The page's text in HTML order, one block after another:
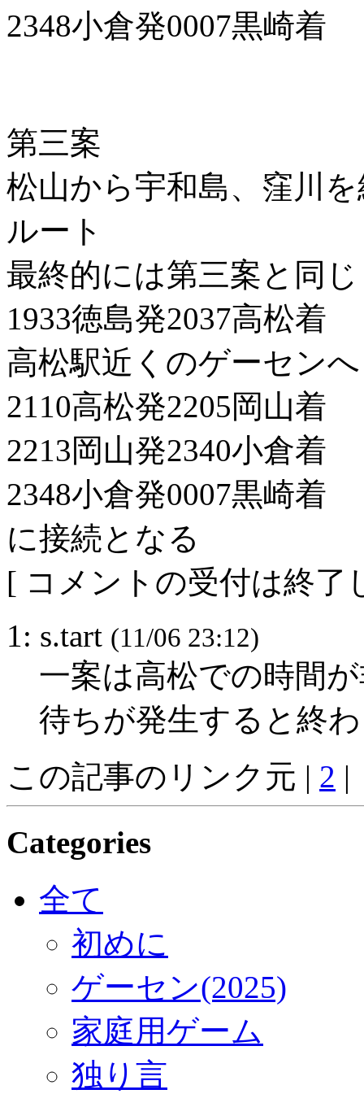
2348小倉発0007黒崎着
第三案
松山から宇和島、窪川
ルート
最終的には第三案と同じ
1933徳島発2037高松着
高松駅近くのゲーセンへ
2110高松発2205岡山着
2213岡山発2340小倉着
2348小倉発0007黒崎着
に接続となる
[ コメントの受付は終了
1: s.tart (11/06 23:12)
一案は高松での時間
待ちが発生すると終
この記事のリンク元 | 2 |
Categories
全て
初めに
ゲーセン(2025)
家庭用ゲーム
独り言